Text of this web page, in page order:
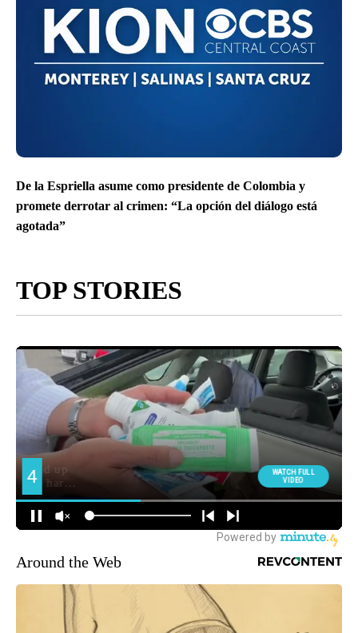
De la Espriella asume como presidente de Colombia y
promete derrotar al crimen: “La opción del diálogo está
agotada”
TOP STORIES
Around the Web